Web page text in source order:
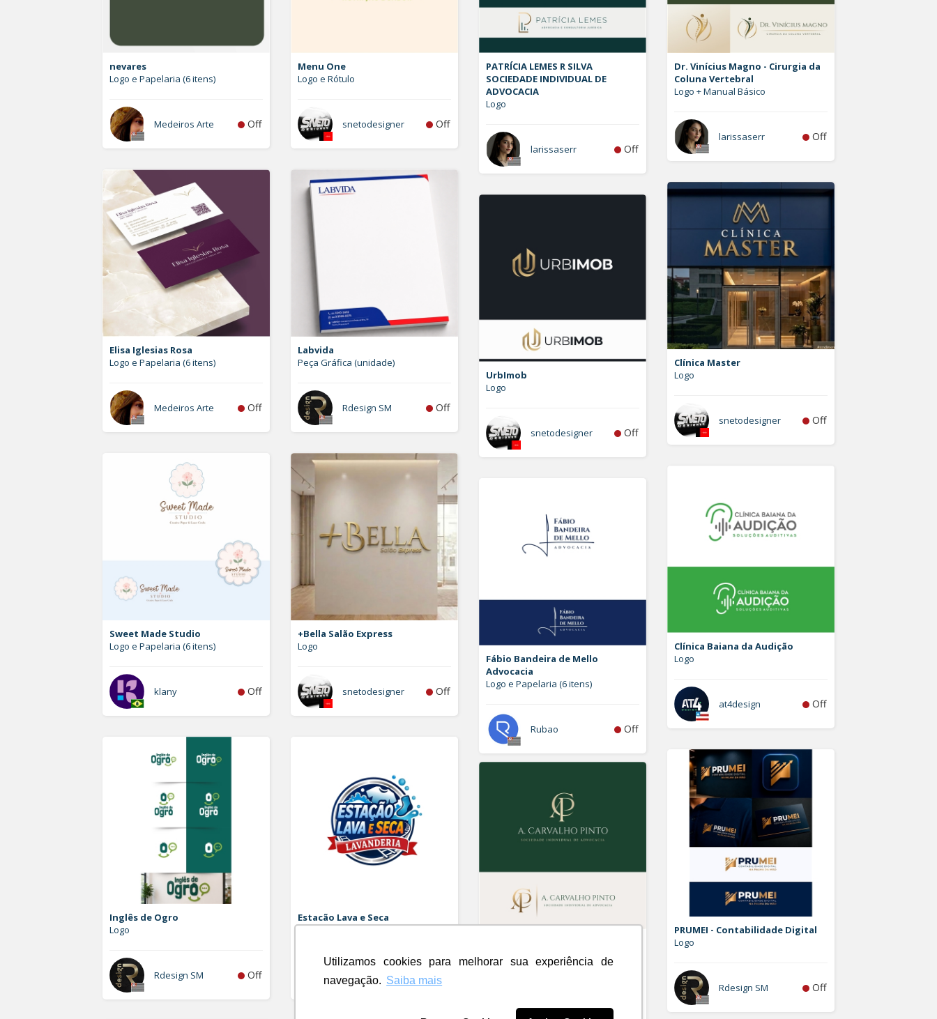
Utilizamos cookies para melhorar sua experiência de
navegação. Saiba mais
nevares
Logo e Papelaria (6 itens)
Medeiros Arte Off
Menu One
Logo e Rótulo
snetodesigner Off
PATRÍCIA LEMES R SILVA
SOCIEDADE INDIVIDUAL DE
ADVOCACIA
Logo
larissaserr Off
Dr. Vinícius Magno - Cirurgia da
Coluna Vertebral
Logo + Manual Básico
larissaserr Off
Elisa Iglesias Rosa
Logo e Papelaria (6 itens)
Medeiros Arte Off
Labvida
Peça Gráfica (unidade)
Rdesign SM Off
Clínica Master
Logo
snetodesigner Off
UrbImob
Logo
snetodesigner Off
Sweet Made Studio
Logo e Papelaria (6 itens)
klany Off
+Bella Salão Express
Logo
snetodesigner Off
Clínica Baiana da Audição
Logo
at4design Off
Fábio Bandeira de Mello
Advocacia
Logo e Papelaria (6 itens)
Rubao Off
Inglês de Ogro
Logo
Rdesign SM Off
Estacão Lava e Seca
Vetorizar Logo
Rdesign SM Off
PRUMEI - Contabilidade Digital
Logo
Rdesign SM Off
Individual de Advocacia
Logo